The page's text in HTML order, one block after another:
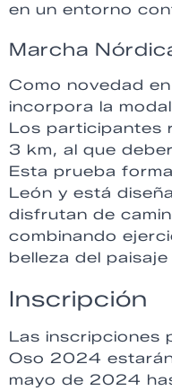
en un entorno
Marcha
Como novedad
incorpora la
Los participantes
3 km, al que
Esta prueba
León y está
disfrutan de
combinando
belleza del
Inscripción
Las inscripciones
Oso 2024
mayo de 2024